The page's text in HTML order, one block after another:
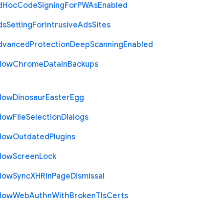
HocCodeSigningForPWAsEnabled
SettingForIntrusiveAdsSites
ProtectionDeepScanningEnabled
ChromeDataInBackups
DinosaurEasterEgg
FileSelectionDialogs
OutdatedPlugins
ScreenLock
SyncXHRInPageDismissal
WebAuthnWithBrokenTlsCerts